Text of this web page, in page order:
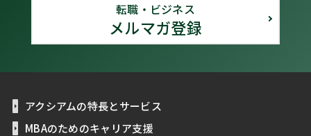
転職・ビジネス
メルマガ登録
アクシアムの特長とサービス
MBAのためのキャリア支援